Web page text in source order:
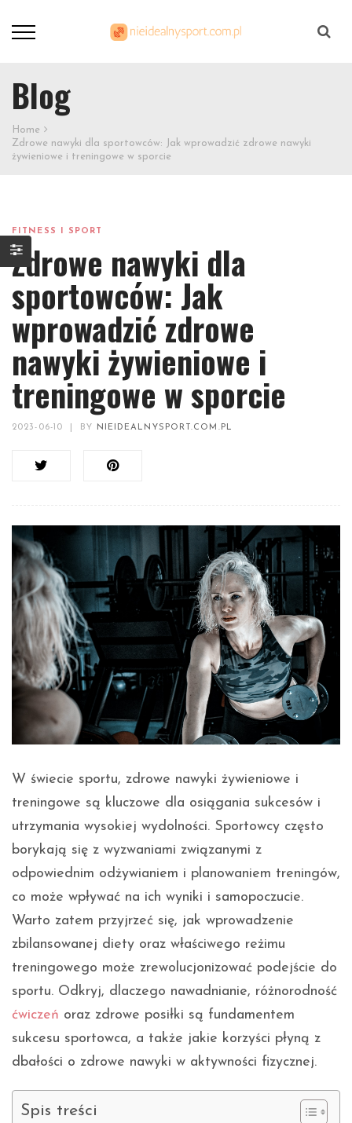
Blog
Home
Zdrowe nawyki dla sportowców: Jak wprowadzić zdrowe nawyki
żywieniowe i treningowe w sporcie
FITNESS I SPORT
Zdrowe nawyki dla
sportowców: Jak
wprowadzić zdrowe
nawyki żywieniowe i
treningowe w sporcie
2023-06-10 BY NIEIDEALNYSPORT.COM.PL
W świecie sportu, zdrowe nawyki żywieniowe i
treningowe są kluczowe dla osiągania sukcesów i
utrzymania wysokiej wydolności. Sportowcy często
borykają się z wyzwaniami związanymi z
odpowiednim odżywianiem i planowaniem treningów,
co może wpływać na ich wyniki i samopoczucie.
Warto zatem przyjrzeć się, jak wprowadzenie
zbilansowanej diety oraz właściwego reżimu
treningowego może zrewolucjonizować podejście do
sportu. Odkryj, dlaczego nawadnianie, różnorodność
ćwiczeń oraz zdrowe posiłki są fundamentem
sukcesu sportowca, a także jakie korzyści płyną z
dbałości o zdrowe nawyki w aktywności fizycznej.
Spis treści